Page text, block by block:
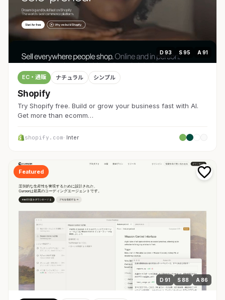
D 93 S 95 A 91
EC・通販 ナチュラル シンプル
Shopify
Try Shopify free. Build or grow your business fast with AI.
Get more than ecomm…
shopify.com· Inter
Featured
D 91 S 88 A 86